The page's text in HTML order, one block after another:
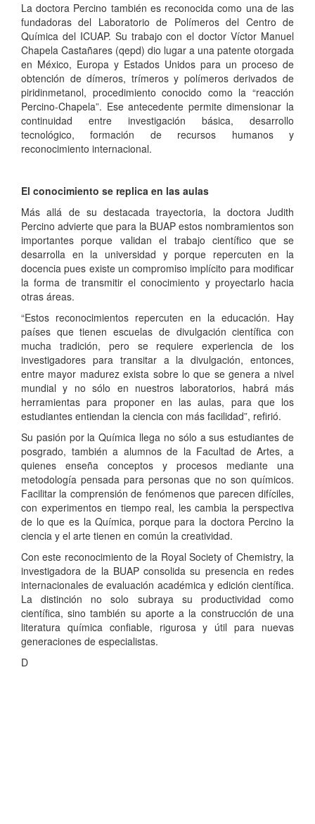
La doctora Percino también es reconocida como una de las
fundadoras del Laboratorio de Polímeros del Centro de
Química del ICUAP. Su trabajo con el doctor Víctor Manuel
Chapela Castañares (qepd) dio lugar a una patente otorgada
en México, Europa y Estados Unidos para un proceso de
obtención de dímeros, trímeros y polímeros derivados de
piridinmetanol, procedimiento conocido como la “reacción
Percino-Chapela”. Ese antecedente permite dimensionar la
continuidad entre investigación básica, desarrollo
tecnológico, formación de recursos humanos y
reconocimiento internacional.
El conocimiento se replica en las aulas
Más allá de su destacada trayectoria, la doctora Judith
Percino advierte que para la BUAP estos nombramientos son
importantes porque validan el trabajo científico que se
desarrolla en la universidad y porque repercuten en la
docencia pues existe un compromiso implícito para modificar
la forma de transmitir el conocimiento y proyectarlo hacia
otras áreas.
“Estos reconocimientos repercuten en la educación. Hay
países que tienen escuelas de divulgación científica con
mucha tradición, pero se requiere experiencia de los
investigadores para transitar a la divulgación, entonces,
entre mayor madurez exista sobre lo que se genera a nivel
mundial y no sólo en nuestros laboratorios, habrá más
herramientas para proponer en las aulas, para que los
estudiantes entiendan la ciencia con más facilidad”, refirió.
Su pasión por la Química llega no sólo a sus estudiantes de
posgrado, también a alumnos de la Facultad de Artes, a
quienes enseña conceptos y procesos mediante una
metodología pensada para personas que no son químicos.
Facilitar la comprensión de fenómenos que parecen difíciles,
con experimentos en tiempo real, les cambia la perspectiva
de lo que es la Química, porque para la doctora Percino la
ciencia y el arte tienen en común la creatividad.
Con este reconocimiento de la Royal Society of Chemistry, la
investigadora de la BUAP consolida su presencia en redes
internacionales de evaluación académica y edición científica.
La distinción no solo subraya su productividad como
científica, sino también su aporte a la construcción de una
literatura química confiable, rigurosa y útil para nuevas
generaciones de especialistas.
D